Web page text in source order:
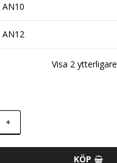
AN10
AN12
Visa 2 ytterligare
+
KÖP